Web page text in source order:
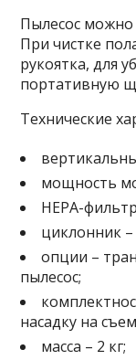
Пылесос можно
При чистке
рукоятка, для
портативную
Технические
мощность
HEPA-
циклонник –
опции –
пылесос;
насадку на
масса – 2 кг;